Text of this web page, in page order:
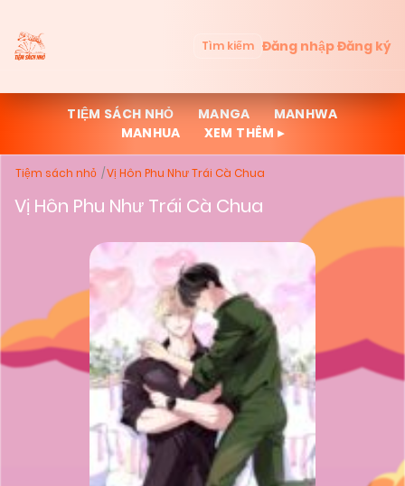
Tìm kiếm Đăng nhậpĐăng ký
TIỆM SÁCH NHỎ MANGA
MANHWA
MANHUA
XEM THÊM ▸
Tiệm sách nhỏ Vị Hôn Phu Như Trái Cà Chua
Vị Hôn Phu Như Trái Cà Chua